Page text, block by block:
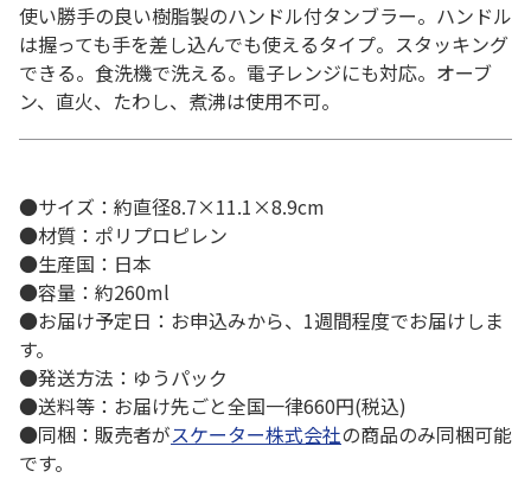
使い勝手の良い樹脂製のハンドル付タンブラー。ハンドル
は握っても手を差し込んでも使えるタイプ。スタッキング
できる。食洗機で洗える。電子レンジにも対応。オーブ
ン、直火、たわし、煮沸は使用不可。
●サイズ：約直径8.7×11.1×8.9cm
●材質：ポリプロピレン
●生産国：日本
●容量：約260ml
●お届け予定日：お申込みから、1週間程度でお届けしま
す。
●発送方法：ゆうパック
●送料等：お届け先ごと全国一律660円(税込)
●同梱：販売者がスケーター株式会社の商品のみ同梱可能
です。